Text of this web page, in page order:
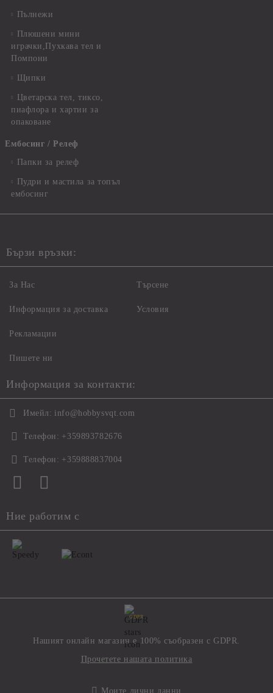
Пълнежи
Плюшени мини
играчки,Пухкава тел и
Помпони
Щипки
Цветарска тел, тиксо,
пиафлора и хартии за
опаковане
Ембосинг / Релеф
Папки за релеф
Пудри и мастила за топъл
ембосинг
Бързи връзки:
За Нас
Информация за доставка
Рекламации
Пишете ни
Търсене
Условия
Информация за контакти:
Имейл: info@hobbysvqt.com
Телефон: +359893782676
Телефон: +359888837004
Ние работим с
GDPR
Нашият онлайн магазин е 100% съобразен с GDPR.
Прочетете нашата политика
Моите лични данни